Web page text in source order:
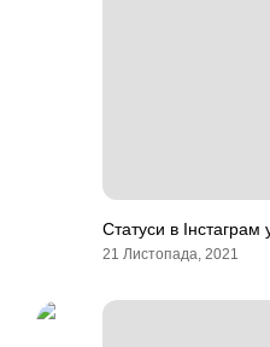
Статуси в Інстаграм
21 Листопада, 2021